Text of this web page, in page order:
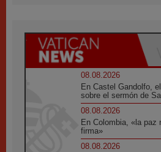
08.08.2026
En Castel Gandolfo,
sobre el sermón de
08.08.2026
En Colombia, «la paz
firma»
08.08.2026